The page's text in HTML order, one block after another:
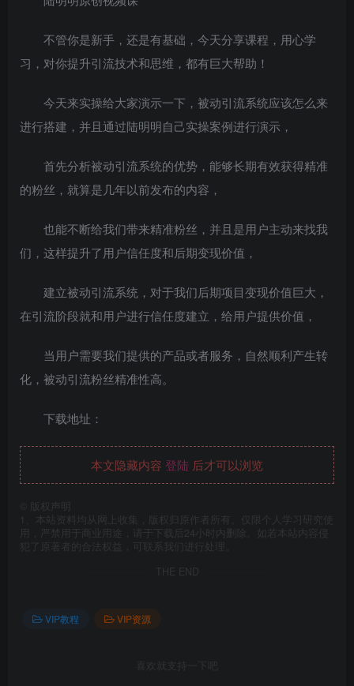
不管你是新手，还是有基础，今天分享课程，用心学
习，对你提升引流技术和思维，都有巨大帮助！
今天来实操给大家演示一下，被动引流系统应该怎么来
进行搭建，并且通过陆明明自己实操案例进行演示，
首先分析被动引流系统的优势，能够长期有效获得精准
的粉丝，就算是几年以前发布的内容，
也能不断给我们带来精准粉丝，并且是用户主动来找我
们，这样提升了用户信任度和后期变现价值，
建立被动引流系统，对于我们后期项目变现价值巨大，
在引流阶段就和用户进行信任度建立，给用户提供价值，
当用户需要我们提供的产品或者服务，自然顺利产生转
化，被动引流粉丝精准性高。
下载地址：
本文隐藏内容 登陆 后才可以浏览
版权声明
1、本站资料均从网上收集，版权归原作者所有。仅限个人学习研究使
用，严禁用于商业用途，请于下载后24小时内删除。如若本站内容侵
犯了原著者的合法权益，可联系我们进行处理。
THE END
VIP教程 VIP资源
喜欢就支持一下吧